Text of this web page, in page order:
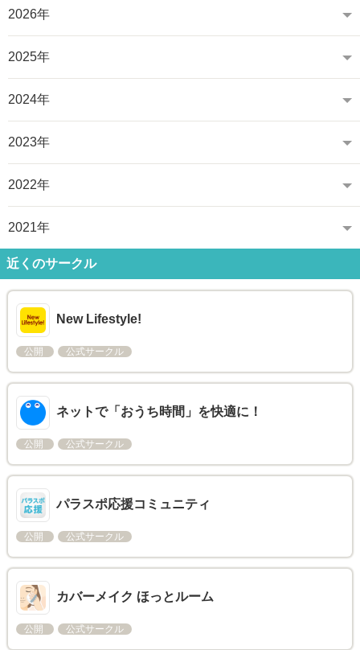
2026年
2025年
2024年
2023年
2022年
2021年
近くのサークル
New Lifestyle!
公開 公式サークル
ネットで「おうち時間」を快適に！
公開 公式サークル
パラスポ応援コミュニティ
公開 公式サークル
カバーメイク ほっとルーム
公開 公式サークル